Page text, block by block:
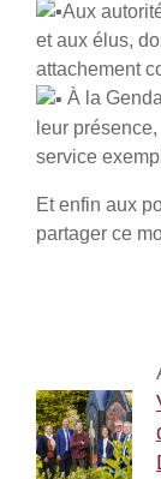
Aux
et aux élus,
attachement
À la
leur
service
Et enfin aux
partager ce